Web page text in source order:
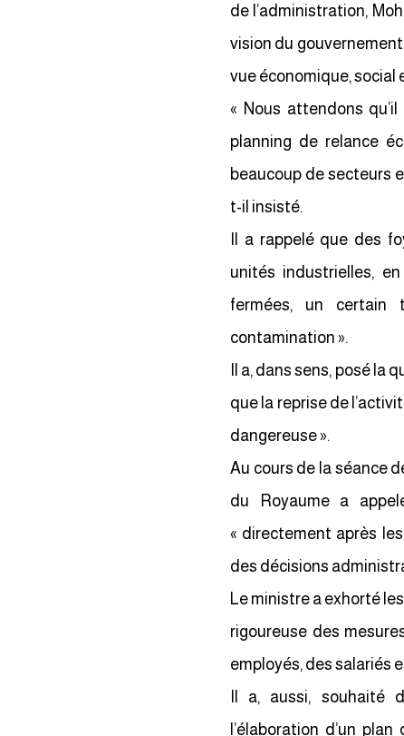
de l’administration,
vision du
vue économique, social
« Nous attendons
planning de relance
beaucoup de secteurs
t-il insisté.
Il a rappelé que des
unités industrielles,
fermées, un certain
contamination ».
Il a, dans sens, posé
que la reprise de
dangereuse ».
Au cours de la séance
du Royaume a
« directement après
des décisions
Le ministre a exhorté
rigoureuse des
employés, des salariés
Il a, aussi, souhaité
l’élaboration d’un